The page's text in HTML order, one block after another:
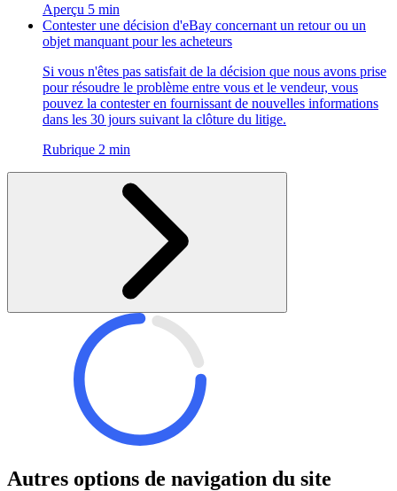
Aperçu 5 min
Contester une décision d'eBay concernant un retour ou un
objet manquant pour les acheteurs
Si vous n'êtes pas satisfait de la décision que nous avons prise
pour résoudre le problème entre vous et le vendeur, vous
pouvez la contester en fournissant de nouvelles informations
dans les 30 jours suivant la clôture du litige.
Rubrique 2 min
Autres options de navigation du site